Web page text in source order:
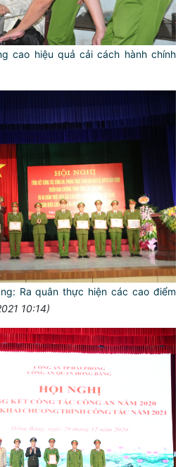
cao hiệu quả cải cách hành chính
Ra quân thực hiện các cao điểm
10:14)